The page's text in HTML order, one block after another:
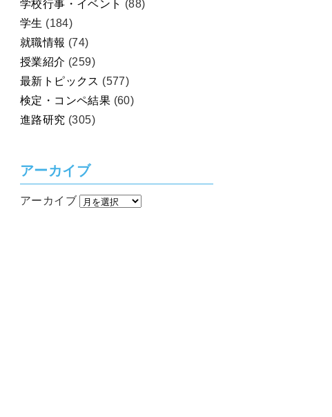
学校行事・イベント (88)
学生 (184)
就職情報 (74)
授業紹介 (259)
最新トピックス (577)
検定・コンペ結果 (60)
進路研究 (305)
アーカイブ
アーカイブ